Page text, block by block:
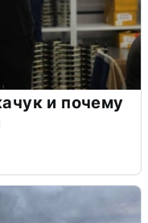
и почему